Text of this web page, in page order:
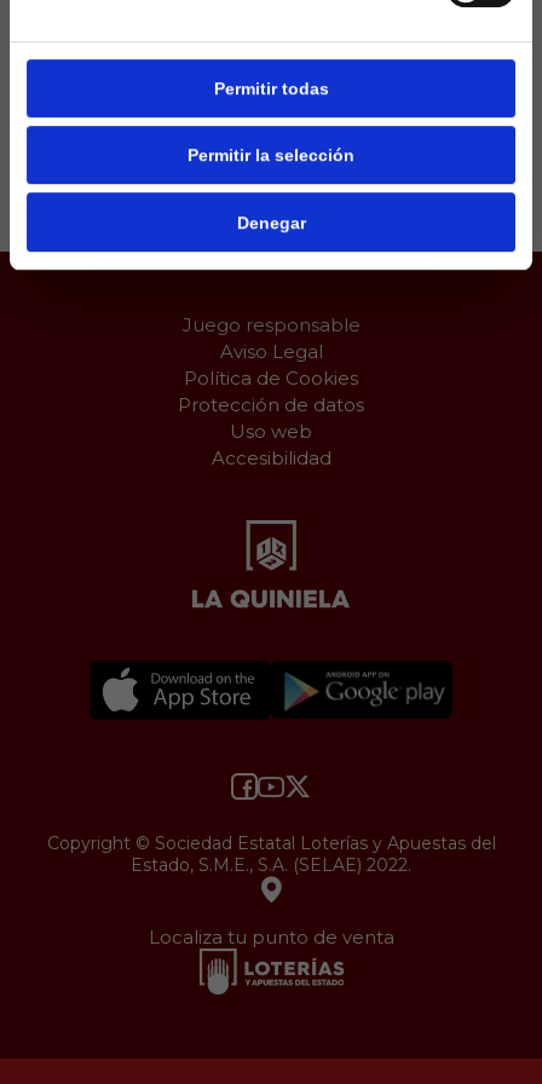
Permitir todas
Permitir la selección
Denegar
únicamente han visto como les señalaban 2 penas
Juego responsable
Aviso Legal
Política de Cookies
Protección de datos
Uso web
Accesibilidad
Copyright © Sociedad Estatal Loterías y Apuestas del
Estado, S.M.E., S.A. (SELAE) 2022.
Localiza tu punto de venta